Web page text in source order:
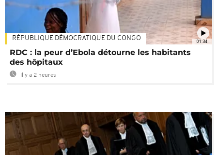
01:34
RÉPUBLIQUE DÉMOCRATIQUE DU CONGO
RDC : la peur d’Ebola détourne les habitants
des hôpitaux
Il y a 2 heures